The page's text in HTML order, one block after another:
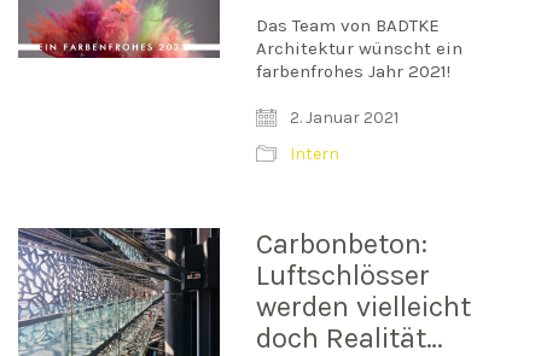
Das Team von BADTKE
Architektur wünscht ein
farbenfrohes Jahr 2021!
2. Januar 2021
Intern
Carbonbeton:
Luftschlösser
werden vielleicht
doch Realität…